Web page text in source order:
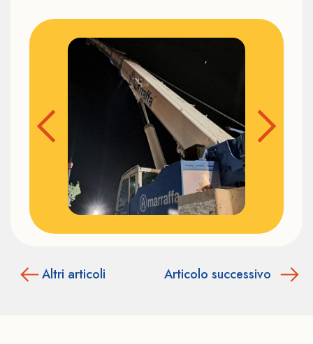
Altri articoli Articolo successivo